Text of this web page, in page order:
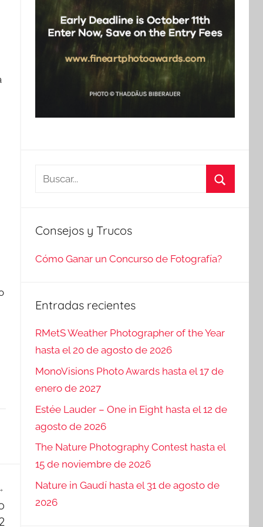
Buscar:
Consejos y Trucos
Cómo Ganar un Concurso de Fotografía?
Entradas recientes
RMetS Weather Photographer of the Year
hasta el 20 de agosto de 2026
MonoVisions Photo Awards hasta el 17 de
enero de 2027
Estée Lauder – One in Eight hasta el 12 de
agosto de 2026
The Nature Photography Contest hasta el
15 de noviembre de 2026
Nature in Gaudí hasta el 31 de agosto de
2026